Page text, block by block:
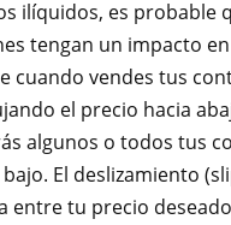
ilíquidos, es probable
tengan un impacto
cuando vendes tus
el precio hacia
algunos o todos tus
El deslizamiento
entre tu precio